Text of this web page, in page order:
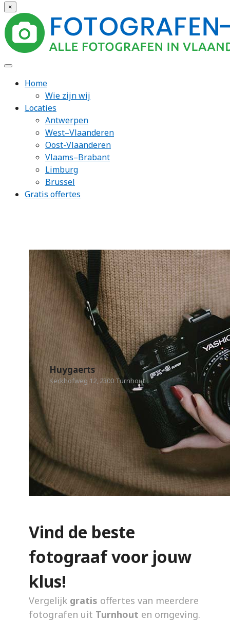
×
Home
Wie zijn wij
Locaties
Antwerpen
West–Vlaanderen
Oost-Vlaanderen
Vlaams–Brabant
Limburg
Brussel
Gratis offertes
Huygaerts
Kerkhofweg 12, 2300 Turnhout
Vind de beste
fotograaf voor jouw
klus!
Vergelijk gratis offertes van meerdere
fotografen uit Turnhout en omgeving.